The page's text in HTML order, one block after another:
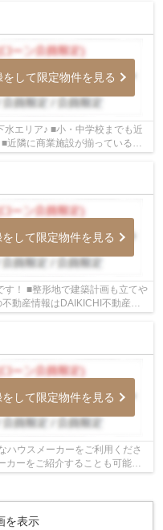
して限定物件を見る
エリア♪ ■小・中学校までも近
近隣に商業施設が揃っているの
にお声がけ...
して限定物件を見る
！ ■整形地で建築計画も立てや
動産情報はDAIKICHI不動産に
ーな対...
して限定物件を見る
ハウスメーカーをご利用くださ
ーをご紹介することも可能で
い物便...
を表示